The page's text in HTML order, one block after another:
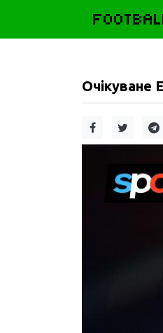
Очікуване